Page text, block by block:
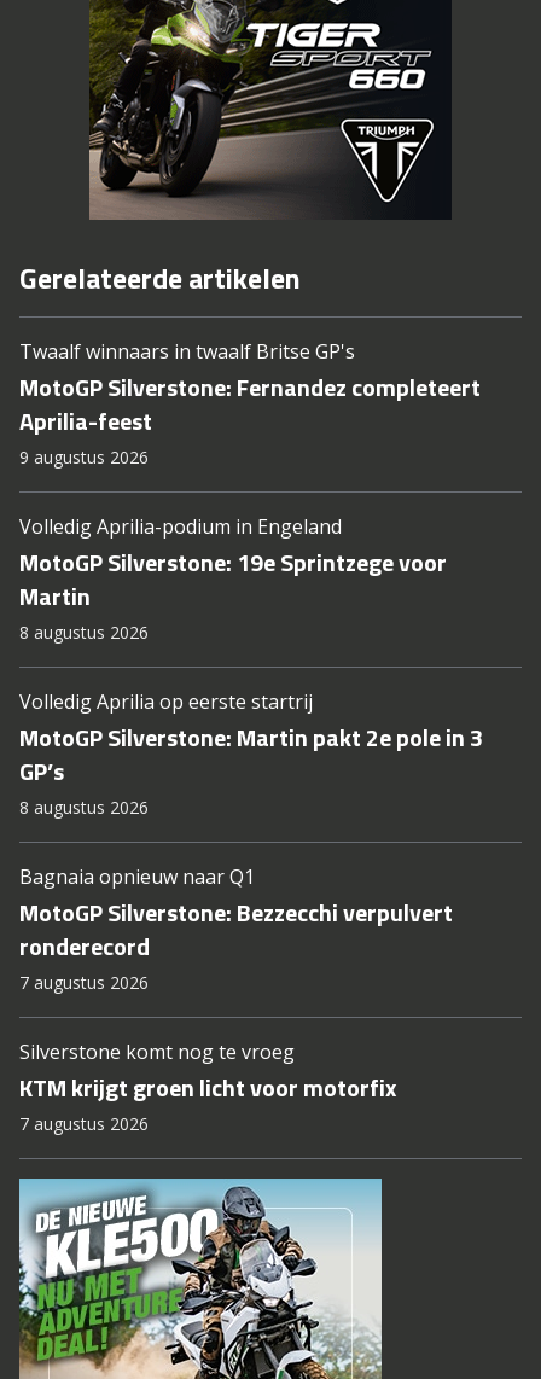
Gerelateerde artikelen
Twaalf winnaars in twaalf Britse GP's
MotoGP Silverstone: Fernandez completeert
Aprilia-feest
9 augustus 2026
Volledig Aprilia-podium in Engeland
MotoGP Silverstone: 19e Sprintzege voor
Martin
8 augustus 2026
Volledig Aprilia op eerste startrij
MotoGP Silverstone: Martin pakt 2e pole in 3
GP’s
8 augustus 2026
Bagnaia opnieuw naar Q1
MotoGP Silverstone: Bezzecchi verpulvert
ronderecord
7 augustus 2026
Silverstone komt nog te vroeg
KTM krijgt groen licht voor motorfix
7 augustus 2026